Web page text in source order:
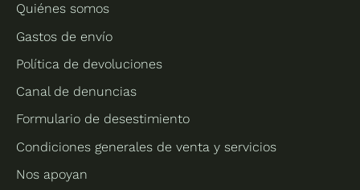
Quiénes somos
Gastos de envío
Política de devoluciones
Canal de denuncias
Formulario de desestimiento
Condiciones generales de venta y servicios
Nos apoyan